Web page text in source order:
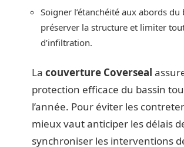
Soigner l’étanchéité aux abords
préserver la structure et limiter
d’infiltration.
La couverture Coverseal
protection efficace du bassin
l’année. Pour éviter les
mieux vaut anticiper les délais
synchroniser les interventions